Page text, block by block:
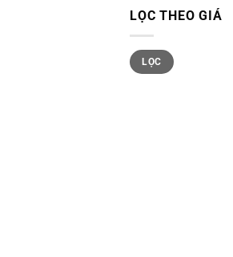
LỌC THEO GIÁ
Giá
tối
thiểu
Giá
tối
đa
LỌC